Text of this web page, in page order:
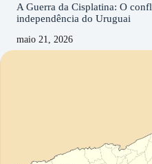
A Guerra da Cisplatina: O
independência do Uruguai
maio 21, 2026